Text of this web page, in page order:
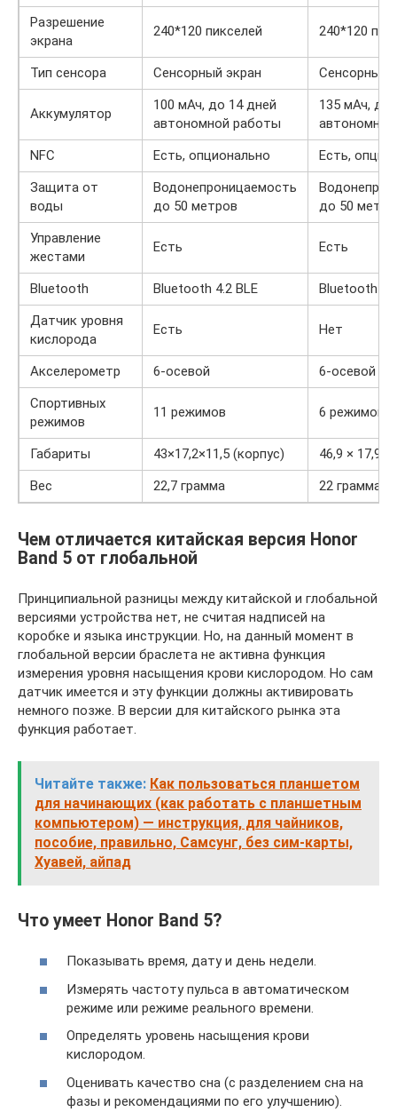
Разрешение
экрана
240*120 пикселей 240*120
Тип сенсора Сенсорный экран Сенсорный
Аккумулятор
100 мАч, до 14 дней
автономной работы
135 мАч, до
NFC
Есть, опционально
Есть,
Защита от
воды
Водонепроницаемость
до 50 метров
до 50
Управление
жестами
Есть Есть
Bluetooth Bluetooth 4.2 BLE
Bluetooth 5.0
Датчик уровня
кислорода
Есть Нет
Акселерометр 6-осевой
6-осевой
Спортивных
режимов
11 режимов 6 режимов
Габариты 43×17,2×11,5 (корпус)
46,9 × 17,9
Вес
22,7 грамма 22 грамма
Чем отличается китайская версия Honor
Band 5 от глобальной
Принципиальной разницы между китайской и глобальной
версиями устройства нет, не считая надписей на
коробке и языка инструкции. Но, на данный момент в
глобальной версии браслета не активна функция
измерения уровня насыщения крови кислородом. Но сам
датчик имеется и эту функции должны активировать
немного позже. В версии для китайского рынка эта
функция работает.
Читайте также: Как пользоваться планшетом
для начинающих (как работать с планшетным
компьютером) — инструкция, для чайников,
пособие, правильно, Самсунг, без сим-карты,
Хуавей, айпад
Что умеет Honor Band 5?
Показывать время, дату и день недели.
Измерять частоту пульса в автоматическом
режиме или режиме реального времени.
Определять уровень насыщения крови
кислородом.
Оценивать качество сна (с разделением сна на
фазы и рекомендациями по его улучшению).